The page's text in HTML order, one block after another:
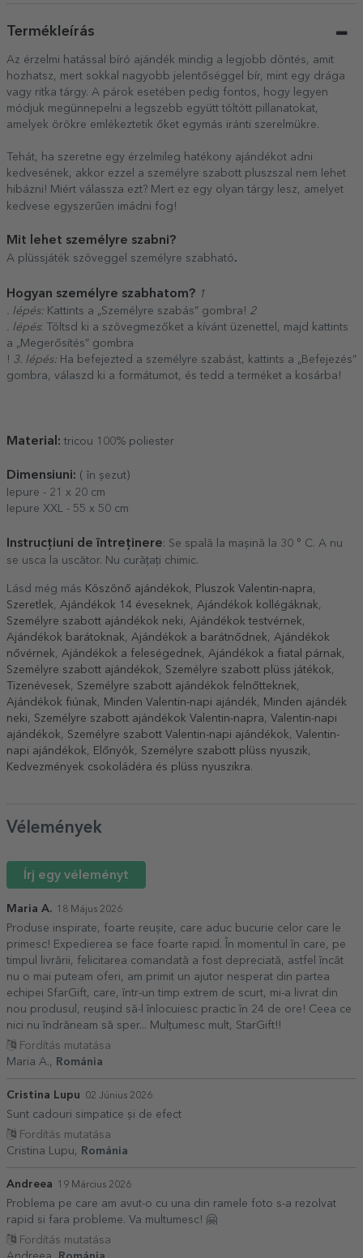
Termékleírás
Az érzelmi hatással bíró ajándék mindig a legjobb döntés, amit
hozhatsz, mert sokkal nagyobb jelentőséggel bír, mint egy drága
vagy ritka tárgy. A párok esetében pedig fontos, hogy legyen
módjuk megünnepelni a legszebb együtt töltött pillanatokat,
amelyek örökre emlékeztetik őket egymás iránti szerelmükre.
Tehát, ha szeretne egy érzelmileg hatékony ajándékot adni
kedvesének, akkor ezzel a személyre szabott pluszszal nem lehet
hibázni! Miért válassza ezt? Mert ez egy olyan tárgy lesz, amelyet
kedvese egyszerűen imádni fog!
Mit lehet személyre szabni?
A plüssjáték szöveggel személyre szabható.
Hogyan személyre szabhatom? 1
. lépés: Kattints a „Személyre szabás” gombra! 2
. lépés: Töltsd ki a szövegmezőket a kívánt üzenettel, majd kattints
a „Megerősítés” gombra
! 3. lépés: Ha befejezted a személyre szabást, kattints a „Befejezés”
gombra, válaszd ki a formátumot, és tedd a terméket a kosárba!
Material: tricou 100% poliester
Dimensiuni: ( în șezut)
Iepure - 21 x 20 cm
Iepure XXL - 55 x 50 cm
Instrucțiuni de întreținere: Se spală la mașină la 30 ° C. A nu
se usca la uscător. Nu curățați chimic.
Lásd még más Köszönő ajándékok Pluszok Valentin-napra
Szeretlek
Ajándékok 14 éveseknek Ajándékok kollégáknak
Személyre szabott ajándékok neki
Ajándékok testvérnek
Ajándékok barátoknak
Ajándékok a barátnődnek
Ajándékok
nővérnek
Ajándékok a feleségednek Ajándékok a fiatal párnak
Személyre szabott ajándékok
Személyre szabott plüss játékok
Tizenévesek
Személyre szabott ajándékok felnőtteknek
Ajándékok fiúnak
Minden Valentin-napi ajándék
Minden ajándék
neki
Személyre szabott ajándékok Valentin-napra
Valentin-napi
ajándékok
Személyre szabott Valentin-napi ajándékok
Valentin-
napi ajándékok
Előnyök Személyre szabott plüss nyuszik
Kedvezmények csokoládéra és plüss nyuszikra.
Vélemények
Írj egy véleményt
Maria A. 18 Május 2026
Produse inspirate, foarte reușite, care aduc bucurie celor care le
primesc! Expedierea se face foarte rapid. În momentul în care, pe
timpul livrării, felicitarea comandată a fost depreciată, astfel încât
nu o mai puteam oferi, am primit un ajutor nesperat din partea
echipei SfarGift, care, într-un timp extrem de scurt, mi-a livrat din
nou produsul, reușind să-l înlocuiesc practic în 24 de ore! Ceea ce
nici nu îndrăneam să sper... Mulțumesc mult, StarGift!!
Fordítás mutatása
Maria A.,
Románia
Cristina Lupu 02 Június 2026
Sunt cadouri simpatice și de efect
Fordítás mutatása
Cristina Lupu,
Románia
Andreea 19 Március 2026
Problema pe care am avut-o cu una din ramele foto s-a rezolvat
rapid si fara probleme. Va multumesc! 🤗
Fordítás mutatása